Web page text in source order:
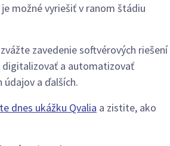
možné vyriešiť v ranom štádiu
zavedenie softvérových riešení
digitalizovať a automatizovať
a ďalších.
dnes ukážku Qvalia a zistite, ako